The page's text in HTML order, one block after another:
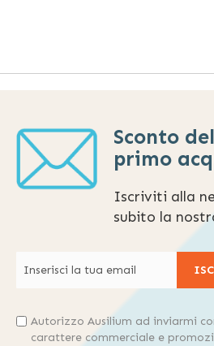
Sconto
primo
Iscriviti alla
subito la
Autorizzo Ausilium ad inviarmi
carattere commerciale e